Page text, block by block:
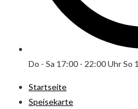
Do - Sa 17:00 - 22:00 Uhr So
Startseite
Speisekarte